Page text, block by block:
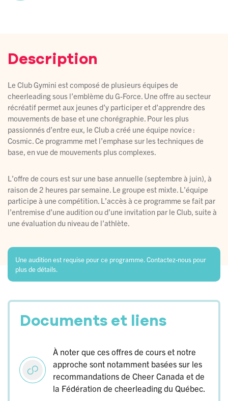
Description
Le Club Gymini est composé de plusieurs équipes de
cheerleading sous l’emblème du G-Force. Une offre au secteur
récréatif permet aux jeunes d’y participer et d’apprendre des
mouvements de base et une chorégraphie. Pour les plus
passionnés d’entre eux, le Club a créé une équipe novice :
Cosmic. Ce programme met l’emphase sur les techniques de
base, en vue de mouvements plus complexes.
L’offre de cours est sur une base annuelle (septembre à juin), à
raison de 2 heures par semaine. Le groupe est mixte. L’équipe
participe à une compétition. L’accès à ce programme se fait par
l’entremise d’une audition ou d’une invitation par le Club, suite à
une évaluation du niveau de l’athlète.
Une audition est requise pour ce programme. Contactez-nous pour
plus de détails.
Documents et liens
À noter que ces offres de cours et notre
approche sont notamment basées sur les
recommandations de Cheer Canada et de
la Fédération de cheerleading du Québec.